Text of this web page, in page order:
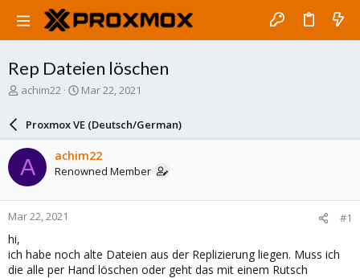
Rep Dateien löschen
T
a
d
s
t
a
r
e
r
achim22
S
a
r
d
a
e
Mar 22, 2021
Proxmox VE (Deutsch/German)
A achim22
Renowned Member
Mar 22, 2021 #1
hi,
ich habe noch alte Dateien aus der Replizierung liegen. Muss ich
die alle per Hand löschen oder geht das mit einem Rutsch